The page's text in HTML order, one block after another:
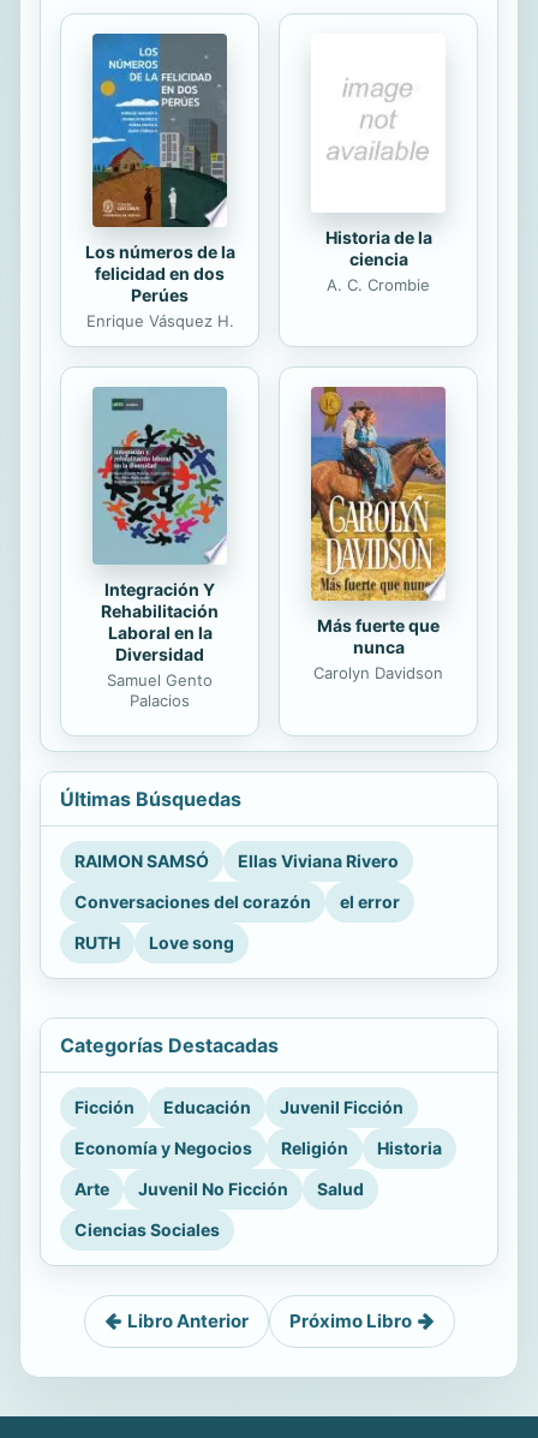
Los números de la
felicidad en dos
Perúes
Enrique Vásquez H.
Historia de la
ciencia
A. C. Crombie
Integración Y
Rehabilitación
Laboral en la
Diversidad
Samuel Gento
Palacios
Más fuerte que
nunca
Carolyn Davidson
Últimas Búsquedas
RAIMON SAMSÓ
Ellas Viviana Rivero
Conversaciones del corazón
el error
RUTH
Love song
Categorías Destacadas
Ficción Educación
Juvenil Ficción
Economía y Negocios
Religión
Historia
Arte
Juvenil No Ficción
Salud
Ciencias Sociales
Libro Anterior Próximo Libro